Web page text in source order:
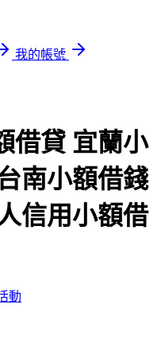
我的帳號
借貸 宜蘭小
南小額借錢
信用小額借
動